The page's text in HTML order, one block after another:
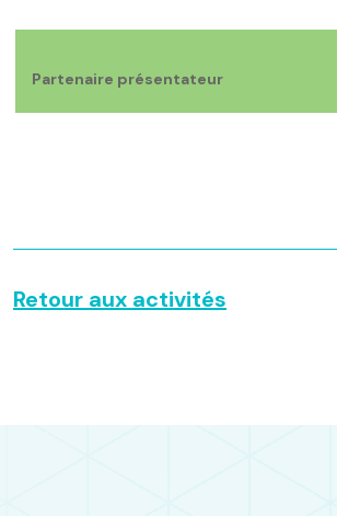
Partenaire présentateur
Retour aux activités